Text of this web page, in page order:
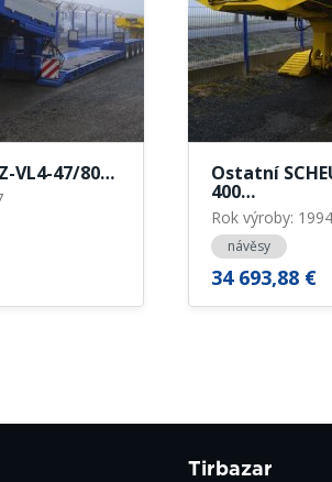
VL4-47/80… Ostatní
400…
Rok výroby: 1994
návěsy
34 693,88 €
Tirbazar